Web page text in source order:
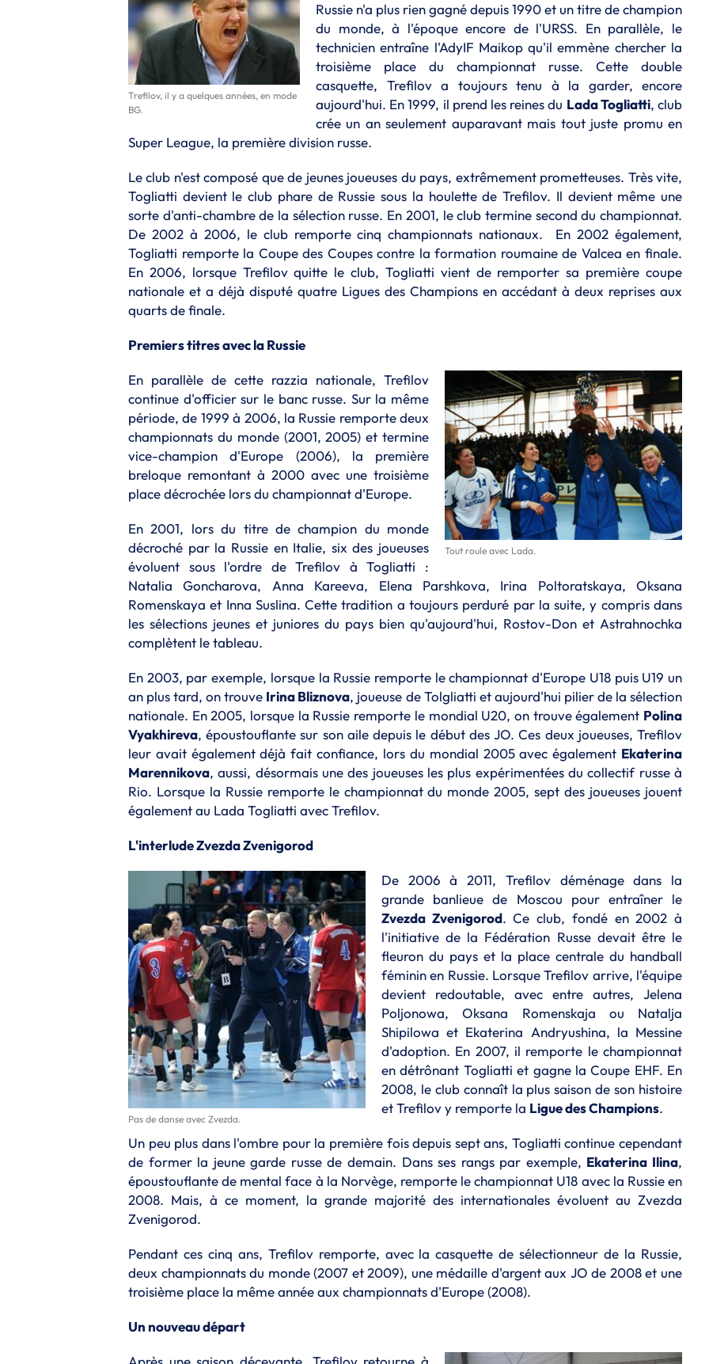
Trefilov, il y a quelques années, en mode
BG.
Russie n'a plus rien gagné depuis 1990 et un titre de champion
du monde, à l'époque encore de l'URSS. En parallèle, le
technicien entraîne l'AdyIF Maikop qu'il emmène chercher la
troisième place du championnat russe. Cette double
casquette, Trefilov a toujours tenu à la garder, encore
aujourd'hui. En 1999, il prend les reines du Lada Togliatti, club
crée un an seulement auparavant mais tout juste promu en
Super League, la première division russe.
Le club n'est composé que de jeunes joueuses du pays, extrêmement prometteuses. Très vite,
Togliatti devient le club phare de Russie sous la houlette de Trefilov. Il devient même une
sorte d'anti-chambre de la sélection russe. En 2001, le club termine second du championnat.
De 2002 à 2006, le club remporte cinq championnats nationaux. En 2002 également,
Togliatti remporte la Coupe des Coupes contre la formation roumaine de Valcea en finale.
En 2006, lorsque Trefilov quitte le club, Togliatti vient de remporter sa première coupe
nationale et a déjà disputé quatre Ligues des Champions en accédant à deux reprises aux
quarts de finale.
Premiers titres avec la Russie
Tout roule avec Lada.
En parallèle de cette razzia nationale, Trefilov
continue d'officier sur le banc russe. Sur la même
période, de 1999 à 2006, la Russie remporte deux
championnats du monde (2001, 2005) et termine
vice-champion d'Europe (2006), la première
breloque remontant à 2000 avec une troisième
place décrochée lors du championnat d'Europe.
En 2001, lors du titre de champion du monde
décroché par la Russie en Italie, six des joueuses
évoluent sous l'ordre de Trefilov à Togliatti :
Natalia Goncharova, Anna Kareeva, Elena Parshkova, Irina Poltoratskaya, Oksana
Romenskaya et Inna Suslina. Cette tradition a toujours perduré par la suite, y compris dans
les sélections jeunes et juniores du pays bien qu'aujourd'hui, Rostov-Don et Astrahnochka
complètent le tableau.
En 2003, par exemple, lorsque la Russie remporte le championnat d'Europe U18 puis U19 un
an plus tard, on trouve Irina Bliznova, joueuse de Tolgliatti et aujourd'hui pilier de la sélection
nationale. En 2005, lorsque la Russie remporte le mondial U20, on trouve également Polina
Vyakhireva, époustouflante sur son aile depuis le début des JO. Ces deux joueuses, Trefilov
leur avait également déjà fait confiance, lors du mondial 2005 avec également Ekaterina
Marennikova, aussi, désormais une des joueuses les plus expérimentées du collectif russe à
Rio. Lorsque la Russie remporte le championnat du monde 2005, sept des joueuses jouent
également au Lada Togliatti avec Trefilov.
L'interlude Zvezda Zvenigorod
Pas de danse avec Zvezda.
De 2006 à 2011, Trefilov déménage dans la
grande banlieue de Moscou pour entraîner le
Zvezda Zvenigorod. Ce club, fondé en 2002 à
l'initiative de la Fédération Russe devait être le
fleuron du pays et la place centrale du handball
féminin en Russie. Lorsque Trefilov arrive, l'équipe
devient redoutable, avec entre autres, Jelena
Poljonowa, Oksana Romenskaja ou Natalja
Shipilowa et Ekaterina Andryushina, la Messine
d'adoption. En 2007, il remporte le championnat
en détrônant Togliatti et gagne la Coupe EHF. En
2008, le club connaît la plus saison de son histoire
et Trefilov y remporte la Ligue des Champions.
Un peu plus dans l'ombre pour la première fois depuis sept ans, Togliatti continue cependant
de former la jeune garde russe de demain. Dans ses rangs par exemple, Ekaterina Ilina,
époustouflante de mental face à la Norvège, remporte le championnat U18 avec la Russie en
2008. Mais, à ce moment, la grande majorité des internationales évoluent au Zvezda
Zvenigorod.
Pendant ces cinq ans, Trefilov remporte, avec la casquette de sélectionneur de la Russie,
deux championnats du monde (2007 et 2009), une médaille d'argent aux JO de 2008 et une
troisième place la même année aux championnats d'Europe (2008).
Un nouveau départ